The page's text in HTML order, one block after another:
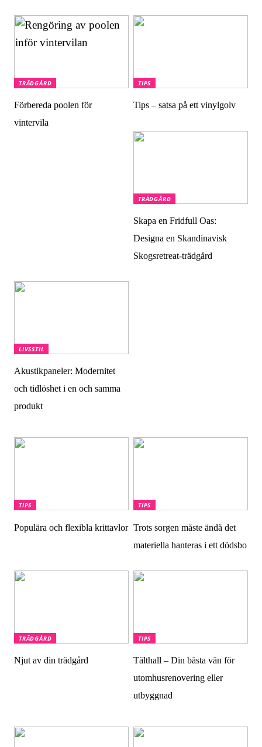
TRÄDGÅRD
Förbereda poolen för
vintervila
TIPS
Tips – satsa på ett vinylgolv
TRÄDGÅRD
Skapa en Fridfull Oas:
Designa en Skandinavisk
Skogsretreat-trädgård
LIVSSTIL
Akustikpaneler: Modernitet
och tidlöshet i en och samma
produkt
TIPS
Populära och flexibla krittavlor
TIPS
Trots sorgen måste ändå det
materiella hanteras i ett dödsbo
TRÄDGÅRD
Njut av din trädgård
TIPS
Tälthall – Din bästa vän för
utomhusrenovering eller
utbyggnad